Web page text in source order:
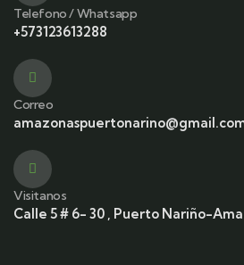
Telefono / Whatsapp
+573123613288
Correo
Visitanos
Calle 5 # 6- 30 , Puerto Nariño-